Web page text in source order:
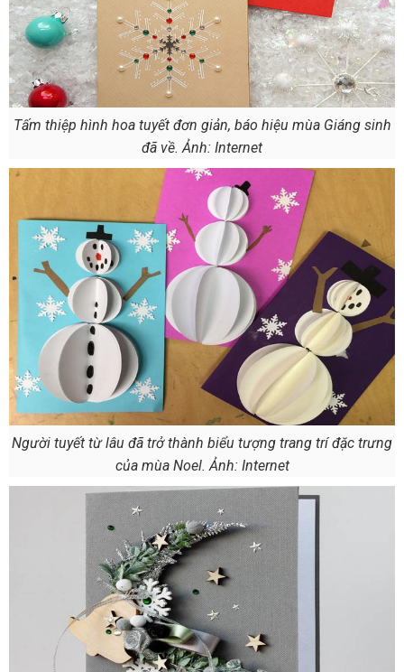
Tấm thiệp hình hoa tuyết đơn giản, báo hiệu mùa Giáng sinh
đã về. Ảnh: Internet
Người tuyết từ lâu đã trở thành biểu tượng trang trí đặc trưng
của mùa Noel. Ảnh: Internet